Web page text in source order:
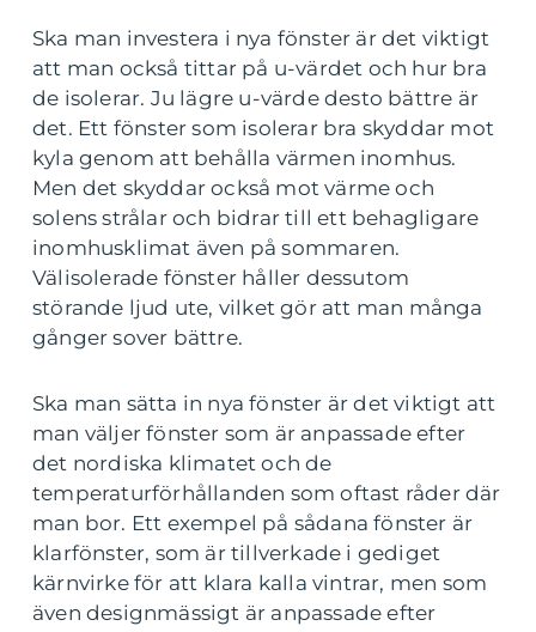
Ska man investera i nya fönster är det viktigt
att man också tittar på u-värdet och hur bra
de isolerar. Ju lägre u-värde desto bättre är
det. Ett fönster som isolerar bra skyddar mot
kyla genom att behålla värmen inomhus.
Men det skyddar också mot värme och
solens strålar och bidrar till ett behagligare
inomhusklimat även på sommaren.
Välisolerade fönster håller dessutom
störande ljud ute, vilket gör att man många
gånger sover bättre.
Ska man sätta in nya fönster är det viktigt att
man väljer fönster som är anpassade efter
det nordiska klimatet och de
temperaturförhållanden som oftast råder där
man bor. Ett exempel på sådana fönster är
klarfönster, som är tillverkade i gediget
kärnvirke för att klara kalla vintrar, men som
även designmässigt är anpassade efter